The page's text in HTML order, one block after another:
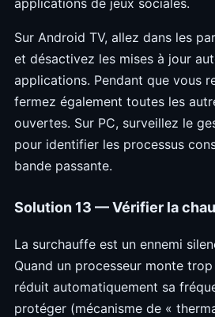
applications de jeux sociales.
Sur Android TV, allez dans les
et désactivez les mises à jour
applications. Pendant que vous
fermez également toutes les
ouvertes. Sur PC, surveillez le
pour identifier les processus
bande passante.
Solution 13 — Vérifier la
La surchauffe est un ennemi
Quand un processeur monte
réduit automatiquement sa
protéger (mécanisme de «